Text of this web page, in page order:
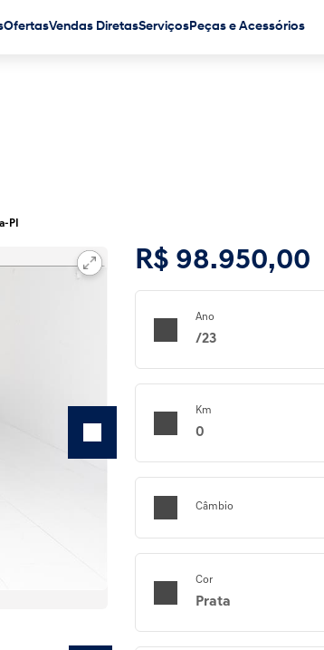
OfertasVendas DiretasServiçosPeças e Acessórios
PI
R$ 98.950,00
Ano
/23
Km
0
Câmbio
Cor
Prata